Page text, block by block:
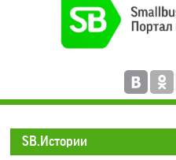
SB.Истории